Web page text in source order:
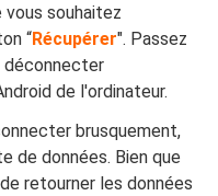
vous souhaitez
“Récupérer". Passez
déconnecter
de l'ordinateur.
brusquement,
de données. Bien que
retourner les données